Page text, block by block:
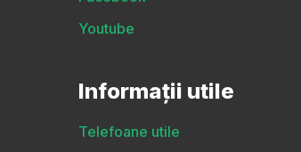
Youtube
Informații utile
Telefoane utile